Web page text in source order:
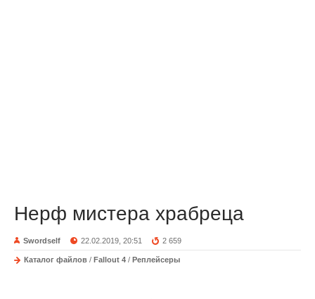
Нерф мистера храбреца
Swordself 22.02.2019, 20:51 2 659
Каталог файлов / Fallout 4 / Реплейсеры